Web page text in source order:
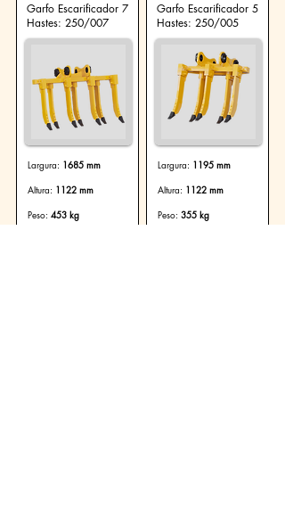
Garfo Escarificador 7
Hastes: 250/007
Largura: 1685 mm
Altura: 1122 mm
Peso: 453 kg
Garfo Escarificador 5
Hastes: 250/005
Largura: 1195 mm
Altura: 1122 mm
Peso: 355 kg